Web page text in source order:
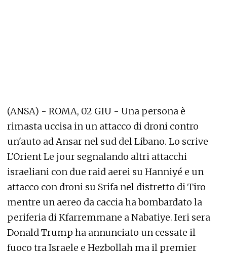
(ANSA) - ROMA, 02 GIU - Una persona è
rimasta uccisa in un attacco di droni contro
un'auto ad Ansar nel sud del Libano. Lo scrive
L'Orient Le jour segnalando altri attacchi
israeliani con due raid aerei su Hanniyé e un
attacco con droni su Srifa nel distretto di Tiro
mentre un aereo da caccia ha bombardato la
periferia di Kfarremmane a Nabatiye. Ieri sera
Donald Trump ha annunciato un cessate il
fuoco tra Israele e Hezbollah ma il premier